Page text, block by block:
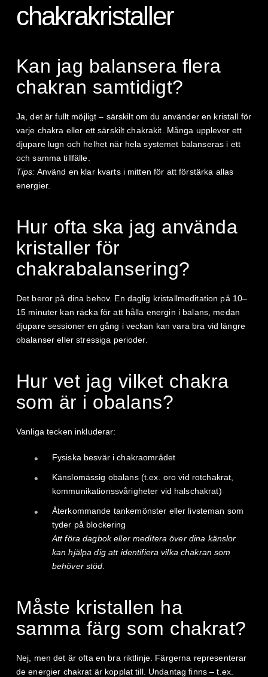
chakrakristaller
Kan jag balansera flera
chakran samtidigt?
Ja, det är fullt möjligt – särskilt om du använder en kristall för
varje chakra eller ett särskilt chakrakit. Många upplever ett
djupare lugn och helhet när hela systemet balanseras i ett
och samma tillfälle.
Tips: Använd en klar kvarts i mitten för att förstärka allas
energier.
Hur ofta ska jag använda
kristaller för
chakrabalansering?
Det beror på dina behov. En daglig kristallmeditation på 10–
15 minuter kan räcka för att hålla energin i balans, medan
djupare sessioner en gång i veckan kan vara bra vid längre
obalanser eller stressiga perioder.
Hur vet jag vilket chakra
som är i obalans?
Vanliga tecken inkluderar:
Fysiska besvär i chakraområdet
Känslomässig obalans (t.ex. oro vid rotchakrat,
kommunikationssvårigheter vid halschakrat)
Återkommande tankemönster eller livsteman som
tyder på blockering
Att föra dagbok eller meditera över dina känslor
kan hjälpa dig att identifiera vilka chakran som
behöver stöd.
Måste kristallen ha
samma färg som chakrat?
Nej, men det är ofta en bra riktlinje. Färgerna representerar
de energier chakrat är kopplat till. Undantag finns – t.ex.